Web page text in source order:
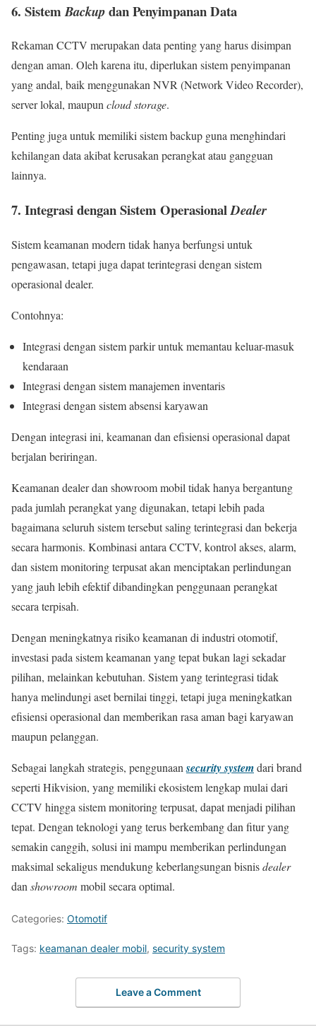
6. SistemBackupdan Penyimpanan Data
Rekaman CCTV merupakan data penting yang harus disimpan
dengan aman. Oleh karena itu, diperlukan sistem penyimpanan
yang andal, baik menggunakan NVR (Network Video Recorder),
server lokal, maupuncloud storage.
Penting juga untuk memiliki sistem backup guna menghindari
kehilangan data akibat kerusakan perangkat atau gangguan
lainnya.
7. Integrasi dengan Sistem OperasionalDealer
Sistem keamanan modern tidak hanya berfungsi untuk
pengawasan, tetapi juga dapat terintegrasi dengan sistem
operasional dealer.
Contohnya:
Integrasi dengan sistem parkir untuk memantau keluar-masuk
kendaraan
Integrasi dengan sistem manajemen inventaris
Integrasi dengan sistem absensi karyawan
Dengan integrasi ini, keamanan dan efisiensi operasional dapat
berjalan beriringan.
Keamanan dealer dan showroom mobil tidak hanya bergantung
pada jumlah perangkat yang digunakan, tetapi lebih pada
bagaimana seluruh sistem tersebut saling terintegrasi dan bekerja
secara harmonis. Kombinasi antara CCTV, kontrol akses, alarm,
dan sistem monitoring terpusat akan menciptakan perlindungan
yang jauh lebih efektif dibandingkan penggunaan perangkat
secara terpisah.
Dengan meningkatnya risiko keamanan di industri otomotif,
investasi pada sistem keamanan yang tepat bukan lagi sekadar
pilihan, melainkan kebutuhan. Sistem yang terintegrasi tidak
hanya melindungi aset bernilai tinggi, tetapi juga meningkatkan
efisiensi operasional dan memberikan rasa aman bagi karyawan
maupun pelanggan.
Sebagai langkah strategis, penggunaansecurity systemdari brand
seperti Hikvision, yang memiliki ekosistem lengkap mulai dari
CCTV hingga sistem monitoring terpusat, dapat menjadi pilihan
tepat. Dengan teknologi yang terus berkembang dan fitur yang
semakin canggih, solusi ini mampu memberikan perlindungan
maksimal sekaligus mendukung keberlangsungan bisnisdealer
dan showroom mobil secara optimal.
Categories: Otomotif
Tags: keamanan dealer mobil, security system
Leave a Comment